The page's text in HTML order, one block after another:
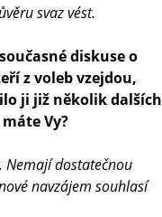
svaz vést.
diskuse o
z voleb vzejdou,
ji již několik dalších
Vy?
Nemají dostatečnou
navzájem souhlasí